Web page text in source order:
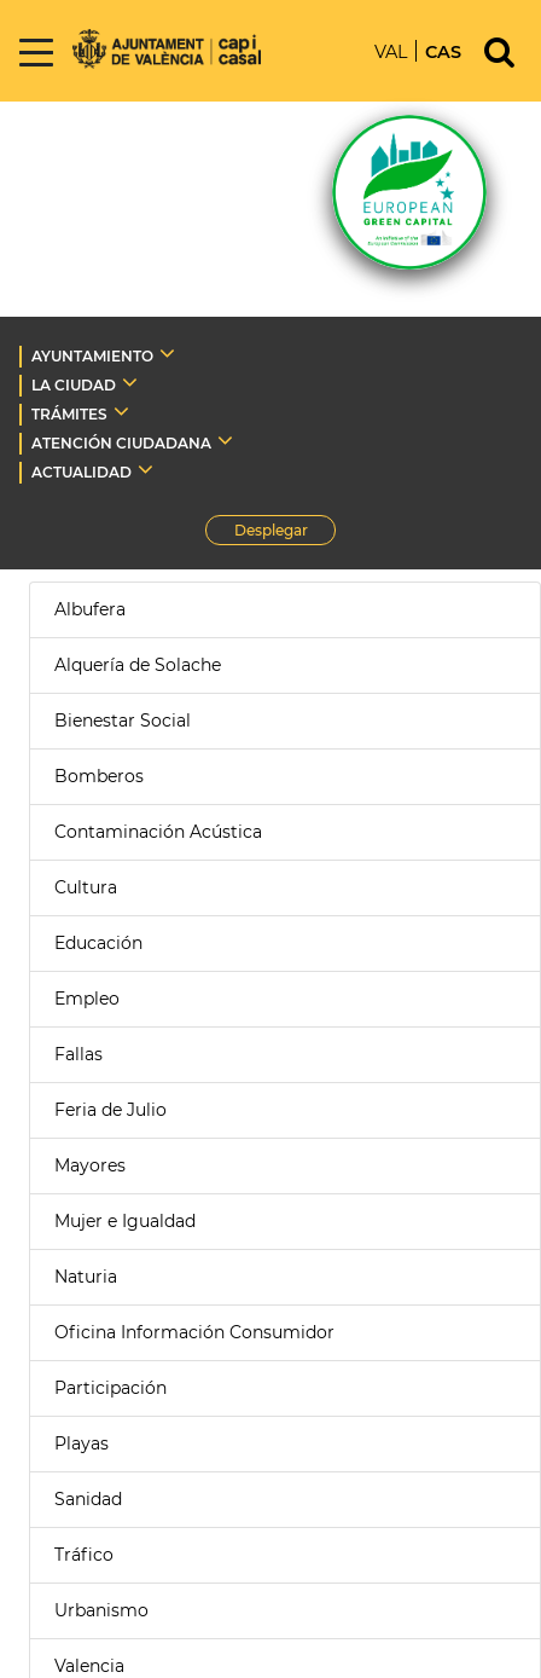
VAL CAS
AYUNTAMIENTO
LA CIUDAD
TRÁMITES
ATENCIÓN CIUDADANA
ACTUALIDAD
Desplegar
Albufera
Alquería de Solache
Bienestar Social
Bomberos
Contaminación Acústica
Cultura
Educación
Empleo
Fallas
Feria de Julio
Mayores
Mujer e Igualdad
Naturia
Oficina Información Consumidor
Participación
Playas
Sanidad
Tráfico
Urbanismo
Valencia